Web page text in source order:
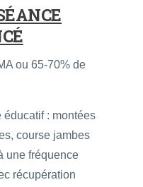
ou 65-70% de
éducatif : montées
course jambes
une fréquence
récupération